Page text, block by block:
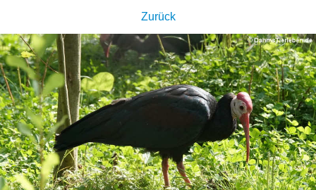
Zurück